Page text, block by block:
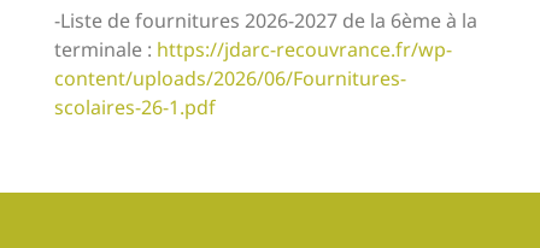
-Liste de fournitures 2026-2027 de la 6ème à la
terminale : https://jdarc-recouvrance.fr/wp-
content/uploads/2026/06/Fournitures-
scolaires-26-1.pdf